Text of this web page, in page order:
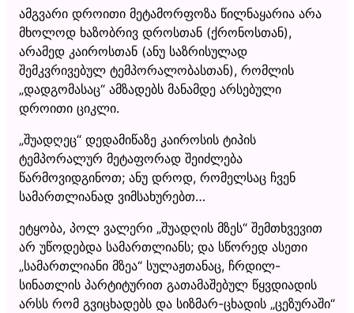
ამგვარი დროითი მეტამორფოზა წილნაყარია არა
მხოლოდ ხაზობრივ დროსთან (ქრონოსთან),
არამედ კაიროსთან (ანუ საზრისულად
შემკვრივებულ ტემპორალობასთან), რომლის
„დადგომასაც“ ამზადებს მანამდე არსებული
დროითი ციკლი.
„შუადღეც“ დედამიწაზე კაიროსის ტიპის
ტემპორალურ მეტაფორად შეიძლება
წარმოვიდგინოთ; ანუ დროდ, რომელსაც ჩვენ
სამართლიანად ვიმსახურებთ…
ეტყობა, პოლ ვალერი „შუადღის მზეს“ შემთხვევით
არ უწოდებდა სამართლიანს; და სწორედ ასეთი
„სამართლიანი მზეა“ სულაჟთანაც, ჩრდილ-
სინათლის პარტიტურით გათამაშებულ წყვდიადის
არსს რომ გვიცხადებს და სიზმარ-ცხადის „ცეზურაში“